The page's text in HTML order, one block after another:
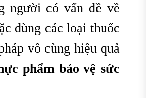
người có vấn đề về
dùng các loại thuốc
vô cùng hiệu quả
phẩm bảo vệ sức